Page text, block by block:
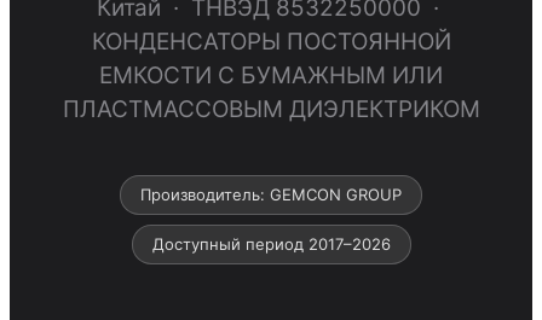
Китай · ТНВЭД 8532250000 ·
КОНДЕНСАТОРЫ ПОСТОЯННОЙ
ЕМКОСТИ С БУМАЖНЫМ ИЛИ
ПЛАСТМАССОВЫМ ДИЭЛЕКТРИКОМ
Производитель: GEMCON GROUP
Доступный период 2017–2026